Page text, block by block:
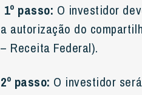
1º passo: O investidor
a autorização do
– Receita Federal).
2º passo: O investidor